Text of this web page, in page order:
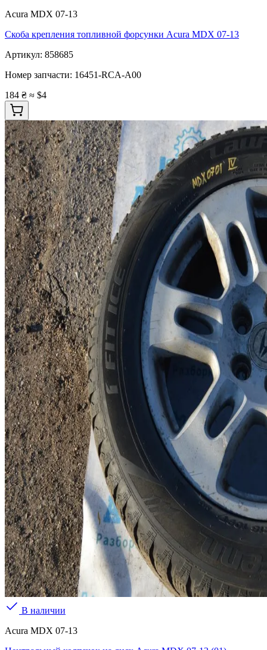
Acura MDX 07-13
Скоба крепления топливной форсунки Acura MDX 07-13
Артикул: 858685
Номер запчасти: 16451-RCA-A00
184 ₴ ≈ $4
В наличии
Acura MDX 07-13